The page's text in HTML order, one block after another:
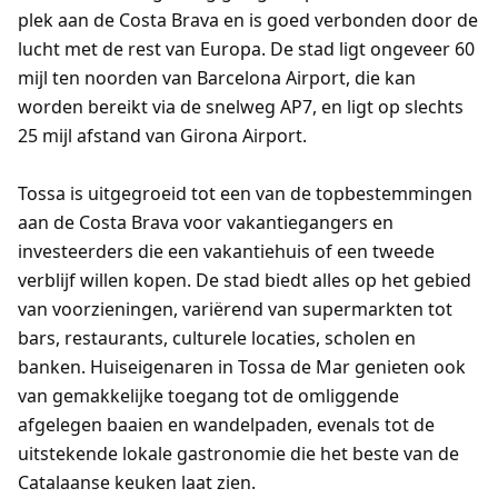
plek aan de Costa Brava en is goed verbonden door de
lucht met de rest van Europa. De stad ligt ongeveer 60
mijl ten noorden van Barcelona Airport, die kan
worden bereikt via de snelweg AP7, en ligt op slechts
25 mijl afstand van Girona Airport.
Tossa is uitgegroeid tot een van de topbestemmingen
aan de Costa Brava voor vakantiegangers en
investeerders die een vakantiehuis of een tweede
verblijf willen kopen. De stad biedt alles op het gebied
van voorzieningen, variërend van supermarkten tot
bars, restaurants, culturele locaties, scholen en
banken. Huiseigenaren in Tossa de Mar genieten ook
van gemakkelijke toegang tot de omliggende
afgelegen baaien en wandelpaden, evenals tot de
uitstekende lokale gastronomie die het beste van de
Catalaanse keuken laat zien.